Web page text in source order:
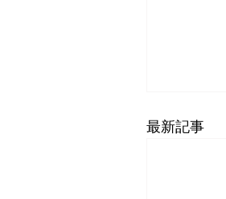
最新記事